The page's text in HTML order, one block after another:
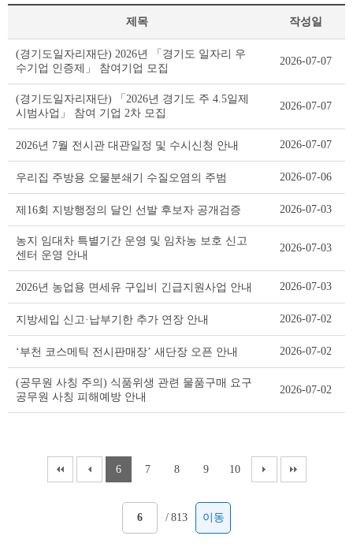
새
소
리
스
트
테
이
블
제목 작성일
(경기도일자리재단) 2026년 「경기도 일자리 우
수기업 인증제」 참여기업 모집
2026-07-07
(경기도일자리재단) 「2026년 경기도 주 4.5일제
시범사업」 참여 기업 2차 모집
2026-07-07
2026년 7월 전시관 대관일정 및 수시신청 안내 2026-07-07
우리집 주방용 오물분쇄기 수질오염의 주범 2026-07-06
제16회 지방행정의 달인 선발 후보자 공개검증 2026-07-03
농지 임대차 특별기간 운영 및 임차농 보호 신고
센터 운영 안내
2026-07-03
2026년 농업용 면세유 구입비 긴급지원사업 안내 2026-07-03
지방세입 신고·납부기한 추가 연장 안내 2026-07-02
‘부천 코스메틱 전시판매장’ 새단장 오픈 안내 2026-07-02
(공무원 사칭 주의) 식품위생 관련 물품구매 요구
공무원 사칭 피해예방 안내
2026-07-02
6 7 8 9 10
/ 813 이동